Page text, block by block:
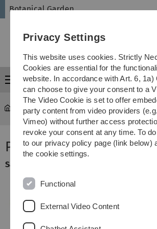
Skip
Skip
Skip
Skip
Botanical Garden
Menu
Botanical Garden ... Salix purpurea
Purpurweide
Salix purpurea
Privacy Settings
This website uses cookies. Strictly
Cookies are essential for the
website. In accordance with Art. 6, 1a)
can choose to give your consent to a
The Video Cookie is set to offer
party content from video providers
Vimeo) without further access
revoke your consent at any time. To
to our privacy policy page (link below)
the cookie settings.
Functional
External Video Content